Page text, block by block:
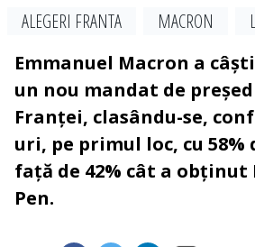
ALEGERI FRANTA MACRON
Emmanuel Macron a
un nou mandat de
Franței, clasându-se,
uri, pe primul loc, cu
față de 42% cât a obținut
Pen.